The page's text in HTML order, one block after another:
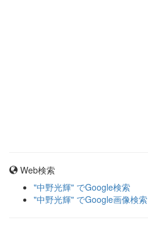
Web検索
"中野光輝" でGoogle検索
"中野光輝" でGoogle画像検索